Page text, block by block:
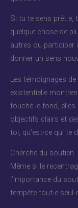
Si tu te sens prêt·e,
quelque chose de
autres ou participer
donner un sens
Les témoignages
existentielle
touché le fond,
objectifs clairs et
toi, qu’est-ce qui te
Cherche du soutien
Même si le
l’importance du
tempête tout·e